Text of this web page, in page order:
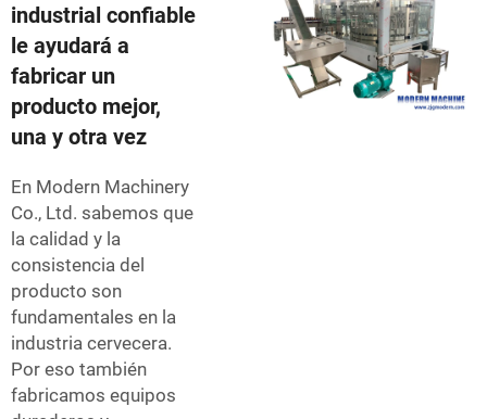
industrial confiable
le ayudará a
fabricar un
producto mejor,
una y otra vez
En Modern Machinery
Co., Ltd. sabemos que
la calidad y la
consistencia del
producto son
fundamentales en la
industria cervecera.
Por eso también
fabricamos equipos